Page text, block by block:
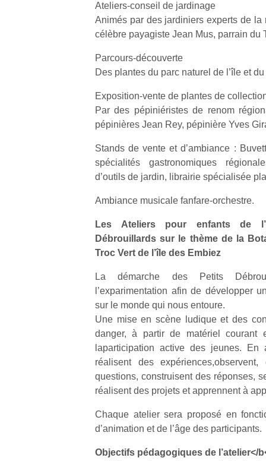
Ateliers-conseil de jardinage
Animés par des jardiniers experts de la
célèbre payagiste Jean Mus, parrain du
Parcours-découverte
Des plantes du parc naturel de l’île et
Exposition-vente de plantes de
Par des pépiniéristes de renom
pépinières Jean Rey, pépinière Yves
Stands de vente et d’ambiance :
spécialités gastronomiques
d’outils de jardin, librairie spécialisée
Ambiance musicale fanfare-orchestre.
Les Ateliers pour enfants de
Débrouillards sur le thème de la
Troc Vert de l’île des Embiez
La démarche des Petits
l’exparimentation afin de développer
sur le monde qui nous entoure.
Une mise en scène ludique et des
danger, à partir de matériel courant
laparticipation active des jeunes. En
réalisent des
questions, construisent des réponses,
réalisent des projets et apprennent à
Chaque atelier sera proposé en
d’animation et de l’âge des participants.
Objectifs pédagogiques de l’atelier</